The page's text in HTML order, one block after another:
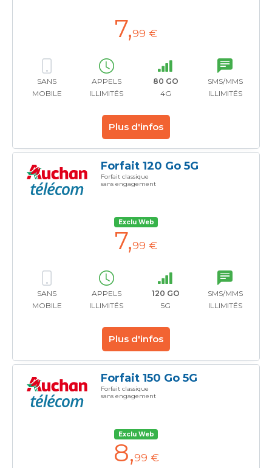
7,99 €
SANS
MOBILE
APPELS
ILLIMITÉS
80 GO
4G
SMS/MMS
ILLIMITÉS
Plus d'infos
Forfait 120 Go 5G
Forfait classique
sans engagement
Exclu Web
7,99 €
SANS
MOBILE
APPELS
ILLIMITÉS
120 GO
5G
SMS/MMS
ILLIMITÉS
Plus d'infos
Forfait 150 Go 5G
Forfait classique
sans engagement
Exclu Web
8,99 €